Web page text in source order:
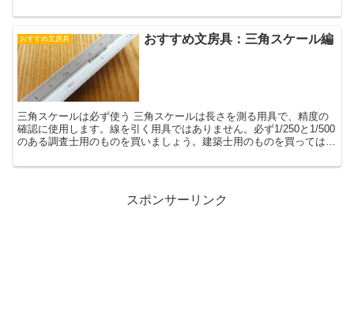
おすすめ文房具 おすすめ文房具：三角スケール編
三角スケールは必ず使う 三角スケールは長さを測る用具で、精度の
確認に使用します。線を引く用具ではありません。必ず1/250と1/500
のある調査士用のものを買いましょう。建築士用のものを買ってはい
スポンサーリンク